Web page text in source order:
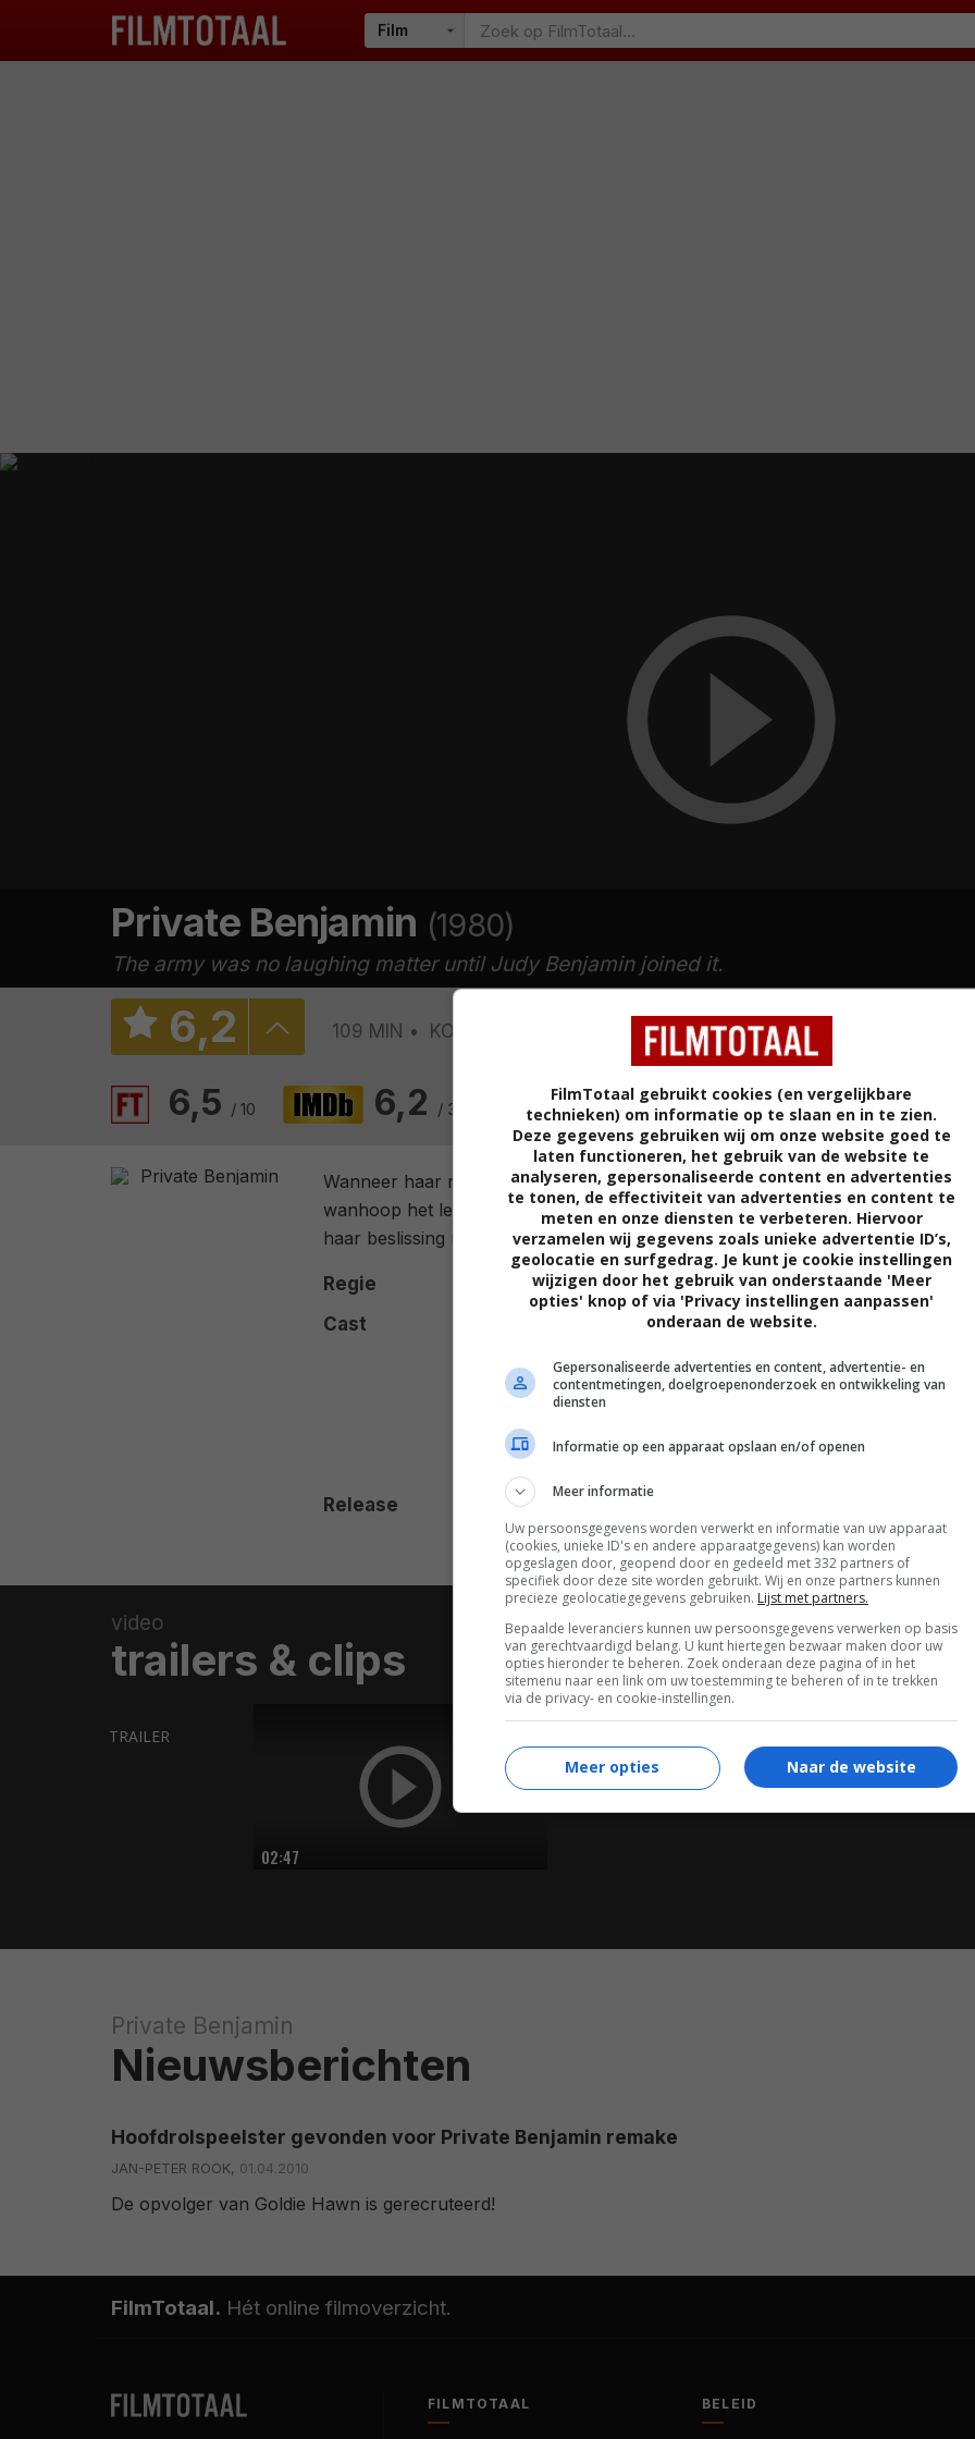
Private Benjamin (1980)
The army was no laughing matter until Judy Benjamin joined it.
6,2 109 MIN KOMEDIE VERENIGDE STATEN
6,5 / 10 6,2 / 30006 82%/ 34 2,5/ 391
Wanneer haar man sterft tijdens de huwelijksnacht besluit Judy uit pure
wanhoop het leger in te gaan. In het begin heeft ze enorme spijt van
haar beslissing maar langzamerhand krijgt ze er steeds meer plezier in.
Regie Howard Zieff.
Cast
Harry Dean Stanton,Eileen Brennan
Assante,Sam Wanamaker,Lee Wallace,
Alan Oppenheimer
Hawn
Albert Brooks Estelle Marlov
Release
06.10.1980
video
trailers & clips
02:47
TRAILER
Private Benjamin
Nieuwsberichten
Hoofdrolspeelster gevonden voor Private Benjamin remake
JAN-PETER ROOK, 01.04.2010
De opvolger van Goldie Hawn is gerecruteerd!
FilmTotaal. Hét online filmoverzicht.
FILMTOTAAL BELEID
FilmTotaal gebruikt cookies (en vergelijkbare
technieken) om informatie op te slaan en in te zien.
Deze gegevens gebruiken wij om onze website goed te
laten functioneren, het gebruik van de website te
analyseren, gepersonaliseerde content en advertenties
te tonen, de effectiviteit van advertenties en content te
meten en onze diensten te verbeteren. Hiervoor
verzamelen wij gegevens zoals unieke advertentie ID’s,
geolocatie en surfgedrag. Je kunt je cookie instellingen
wijzigen door het gebruik van onderstaande 'Meer
opties' knop of via 'Privacy instellingen aanpassen'
onderaan de website.
Gepersonaliseerde advertenties en content, advertentie- en
contentmetingen, doelgroepenonderzoek en ontwikkeling van
diensten
Informatie op een apparaat opslaan en/of openen
Meer informatie
Uw persoonsgegevens worden verwerkt en informatie van uw apparaat
(cookies, unieke ID's en andere apparaatgegevens) kan worden
opgeslagen door, geopend door en gedeeld met 332 partners of
specifiek door deze site worden gebruikt. Wij en onze partners kunnen
precieze geolocatiegegevens gebruiken. Lijst met partners.
Bepaalde leveranciers kunnen uw persoonsgegevens verwerken op basis
van gerechtvaardigd belang. U kunt hiertegen bezwaar maken door uw
opties hieronder te beheren. Zoek onderaan deze pagina of in het
sitemenu naar een link om uw toestemming te beheren of in te trekken
via de privacy- en cookie-instellingen.
Naar de website
Meer opties